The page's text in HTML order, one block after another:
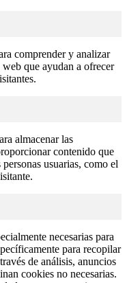
comprender y analizar
que ayudan a ofrecer
almacenar las
contenido que
usuarias, como el
necesarias para
para recopilar
de análisis, anuncios
cookies no necesarias.